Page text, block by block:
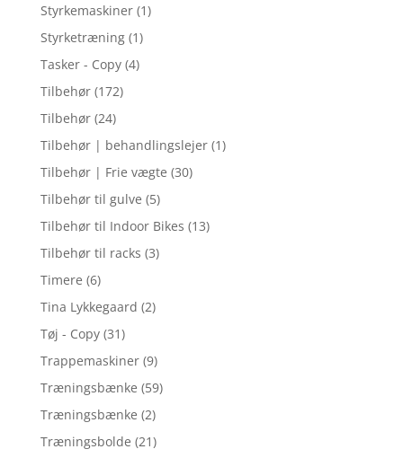
Styrkemaskiner (1)
Styrketræning (1)
Tasker - Copy (4)
Tilbehør (172)
Tilbehør (24)
Tilbehør | behandlingslejer (1)
Tilbehør | Frie vægte (30)
Tilbehør til gulve (5)
Tilbehør til Indoor Bikes (13)
Tilbehør til racks (3)
Timere (6)
Tina Lykkegaard (2)
Tøj - Copy (31)
Trappemaskiner (9)
Træningsbænke (59)
Træningsbænke (2)
Træningsbolde (21)